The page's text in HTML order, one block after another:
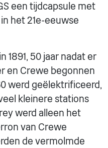
een tijdcapsule met
het 21e-eeuwse
1891, 50 jaar nadat er
en Crewe begonnen
werd geëlektrificeerd,
kleinere stations
werd alleen het
van Crewe
de vermolmde